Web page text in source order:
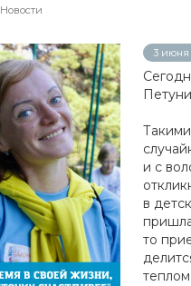
Новости
3 июня
и с
в
то